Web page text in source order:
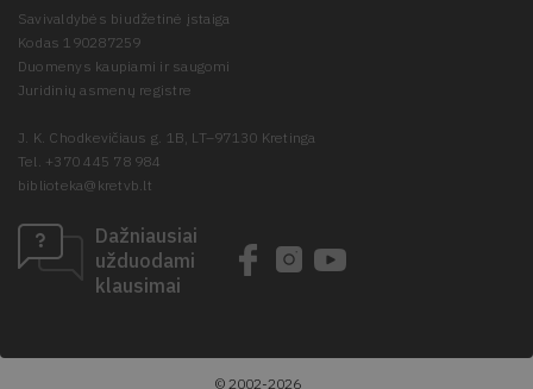
Savivaldybės biudžetinė įstaiga
Kodas 190287259
Duomenys kaupiami ir saugomi
Juridinių asmenų registre
J. K. Chodkevičiaus g. 1B, LT–97130 Kretinga
Tel. +370 445 78 984
biblioteka@kretvb.lt
Dažniausiai
užduodami
klausimai
© 2002-2026